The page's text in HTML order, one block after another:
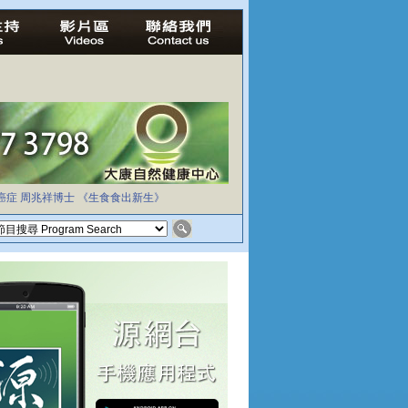
症 周兆祥博士 《生食食出新生》